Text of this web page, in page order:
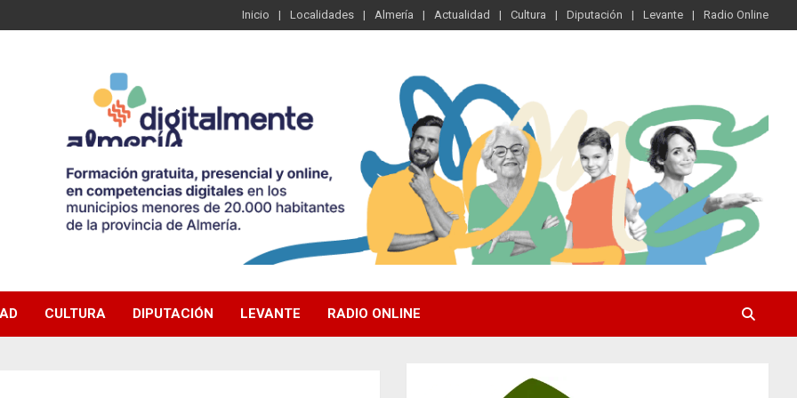
Inicio Localidades Almería Actualidad Cultura Diputación Levante Radio Online
CULTURA DIPUTACIÓN LEVANTE RADIO ONLINE